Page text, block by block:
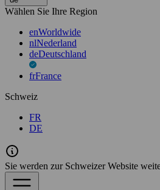
Wählen Sie Ihre Region
enWorldwide
nlNederland
deDeutschland
frFrance
Schweiz
FR
DE
Sie werden zur Schweizer Website